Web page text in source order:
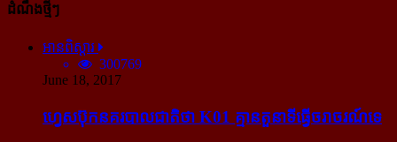
ដំណឹងថ្មីៗ
អានពិស្ដារ
300769
June 18, 2017
ហ្វេសប៊ុក​នគរបាល​ជាតិ​ថា K01 គ្មាន​តួនាទី​ធ្វើ​ចរាចរណ៍​ទេ